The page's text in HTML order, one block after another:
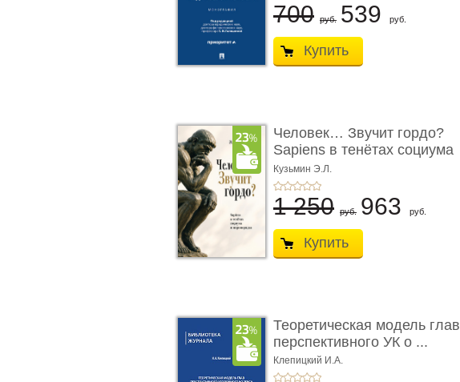
700 руб. 539 руб.
Купить
Человек… Звучит гордо?
Sapiens в тенётах социума
� ...
Кузьмин Э.Л.
1 250 руб. 963 руб.
Купить
Теоретическая модель глав
перспективного УК о ...
Клепицкий И.А.